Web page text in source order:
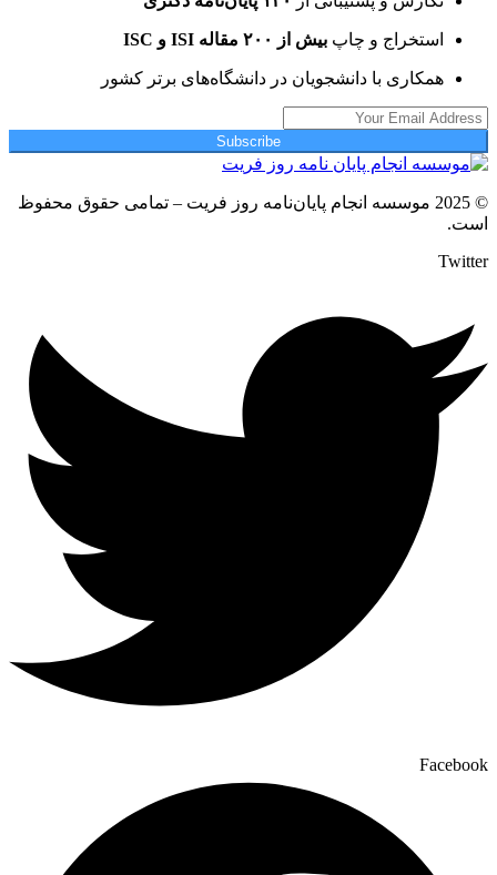
استخراج و چاپ بیش از ۲۰۰ مقاله ISI و ISC
همکاری با دانشجویان در دانشگاه‌های برتر کشور
Subscribe
© 2025 موسسه انجام پایان‌نامه روز فریت – تمامی حقوق محفوظ
است.
Twitter
Facebook